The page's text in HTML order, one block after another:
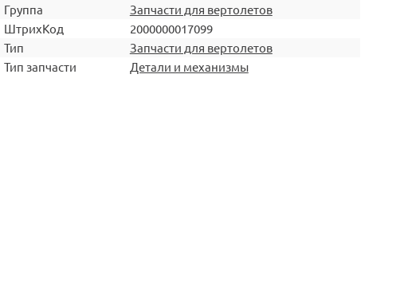
Группа
Запчасти для вертолетов
ШтрихКод
2000000017099
Тип
Запчасти для вертолетов
Тип запчасти
Детали и механизмы